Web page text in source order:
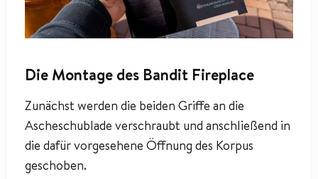
Die Montage des Bandit Fireplace
Zunächst werden die beiden Griffe an die
Ascheschublade verschraubt und anschließend in
die dafür vorgesehene Öffnung des Korpus
geschoben.